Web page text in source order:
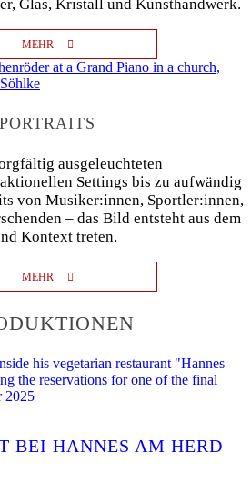
Glas, Kristall und Kunsthandwerk.
MEHR
PORTRAITS
ausgeleuchteten
Settings bis zu aufwändig
von Musiker:innen, Sportler:innen,
– das Bild entsteht aus dem
Kontext treten.
MEHR
BEI HANNES AM HERD